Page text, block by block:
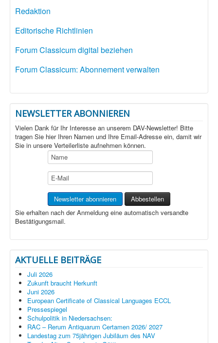
Redaktion
Editorische Richtlinien
Forum Classicum digital beziehen
Forum Classicum: Abonnement verwalten
NEWSLETTER ABONNIEREN
Vielen Dank für Ihr Interesse an unserem DAV-Newsletter! Bitte
tragen Sie hier Ihren Namen und Ihre Email-Adresse ein, damit wir
Sie in unsere Verteilerliste aufnehmen können.
Sie erhalten nach der Anmeldung eine automatisch versandte
Bestätigungsmail.
AKTUELLE BEITRÄGE
Juli 2026
Zukunft braucht Herkunft
Juni 2026
European Certificate of Classical Languages ECCL
Pressespiegel
Schulpolitik in Niedersachsen:
RAC – Rerum Antiquarum Certamen 2026/ 2027
Landestag zum 75jährigen Jubiläum des NAV